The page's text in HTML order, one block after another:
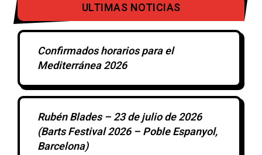
ULTIMAS NOTICIAS
Confirmados horarios para el
Mediterránea 2026
Rubén Blades – 23 de julio de 2026
(Barts Festival 2026 – Poble Espanyol,
Barcelona)